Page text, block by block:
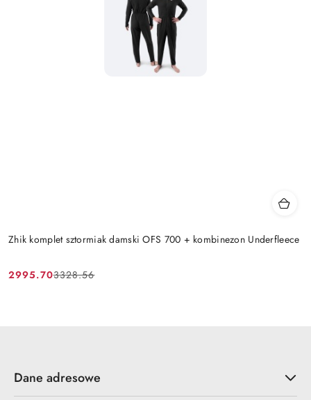
Zhik komplet sztormiak damski OFS 700 + kombinezon Underfleece
Cena
2995.70
Cena
3328.56
Dane adresowe